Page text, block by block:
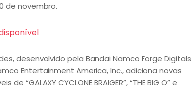
de novembro.
desenvolvido pela Bandai Namco Forge Digitals
Entertainment America, Inc., adiciona novas
“GALAXY CYCLONE BRAIGER”, “THE BIG O” e